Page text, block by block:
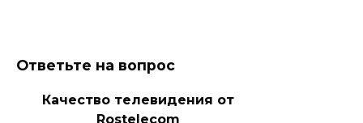
Ответьте на вопрос
Качество телевидения от
Rostelecom